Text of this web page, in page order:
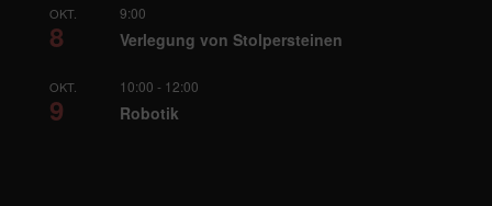
OKT.
8
9:00
Verlegung von Stolpersteinen
OKT.
9
10:00 - 12:00
Robotik